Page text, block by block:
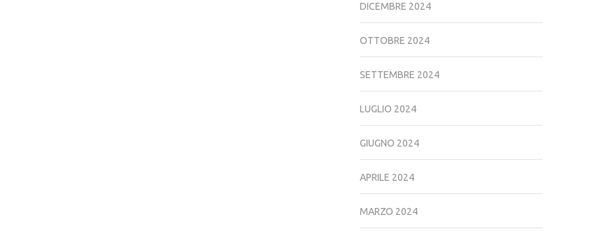
DICEMBRE 2024
OTTOBRE 2024
SETTEMBRE 2024
LUGLIO 2024
GIUGNO 2024
APRILE 2024
MARZO 2024